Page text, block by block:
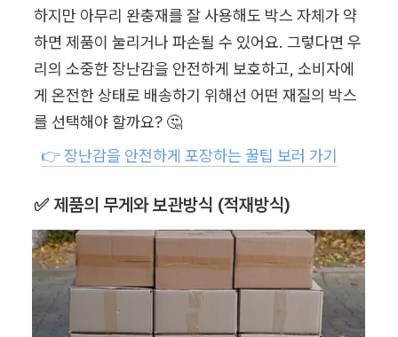
하지만 아무리 완충재를 잘 사용해도 박스 자체가 약
하면 제품이 눌리거나 파손될 수 있어요. 그렇다면 우
리의 소중한 장난감을 안전하게 보호하고, 소비자에
게 온전한 상태로 배송하기 위해선 어떤 재질의 박스
를 선택해야 할까요? 🤔
👉 장난감을 안전하게 포장하는 꿀팁 보러 가기
✅ 제품의 무게와 보관방식 (적재방식)